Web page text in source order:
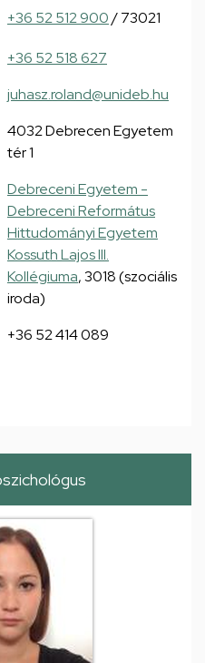
+36 52 512 900/ 73021
+36 52 518 627
juhasz.roland@unideb.hu
4032 Debrecen Egyetem
tér 1
Debreceni Egyetem -
Debreceni Református
Hittudományi Egyetem
Kossuth Lajos III.
Kollégiuma, 3018 (szociális
iroda)
+36 52 414 089